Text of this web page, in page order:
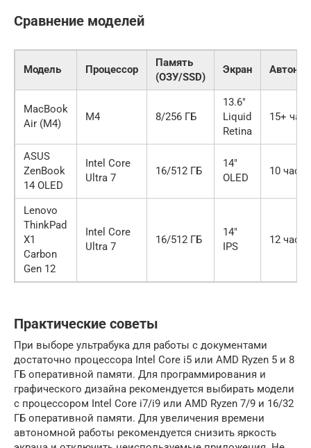
Сравнение моделей
Модель Процессор
Память
(ОЗУ/SSD)
Экран
MacBook
Air (M4)
M4 8/256 ГБ
13.6″
Liquid
Retina
15+
ASUS
ZenBook
14 OLED
Intel Core
Ultra 7
16/512 ГБ
14″
OLED
10
Lenovo
ThinkPad
X1
Carbon
Gen 12
Intel Core
Ultra 7
16/512 ГБ
14″
IPS
12
Практические советы
При выборе ультрабука для работы с документами
достаточно процессора Intel Core i5 или AMD Ryzen 5 и 8
ГБ оперативной памяти. Для программирования и
графического дизайна рекомендуется выбирать модели
с процессором Intel Core i7/i9 или AMD Ryzen 7/9 и 16/32
ГБ оперативной памяти. Для увеличения времени
автономной работы рекомендуется снизить яркость